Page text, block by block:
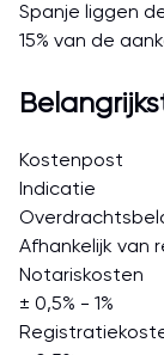
Spanje liggen
15% van de
Kostenpost
Indicatie
Afhankelijk van
Notariskosten
± 0,5% - 1%